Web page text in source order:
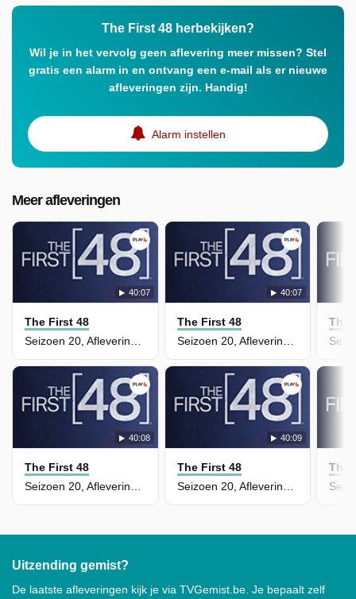
The First 48 herbekijken?
Wil je in het vervolg geen aflevering meer missen? Stel
gratis een alarm in en ontvang een e-mail als er nieuwe
afleveringen zijn. Handig!
Alarm instellen
Meer afleveringen
40:07
The First 48
Seizoen 20, Aflevering 13 - Deadly Dispute/Heart to Heart
40:07
The First 48
Seizoen 20, Aflevering 12 - Officer Down
40:08
The First 48
40:09
The First 48
The
The
Uitzending gemist?
De laatste afleveringen kijk je via TVGemist.be. Je bepaalt zelf